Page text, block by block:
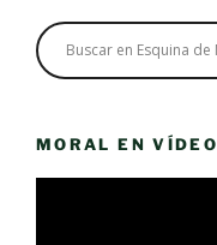
MORAL EN VÍDEO